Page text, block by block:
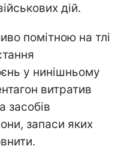
дій.
помітною на тлі
у нинішньому
витратив
засобів
запаси яких